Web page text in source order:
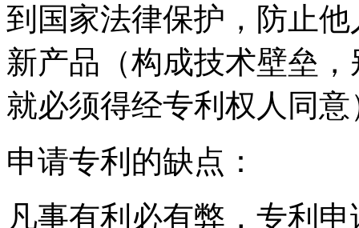
到国家法律保护，防止
新产品（构成技术壁垒
就必须得经专利权人同意
申请专利的缺点：
凡事有利必有弊，专利